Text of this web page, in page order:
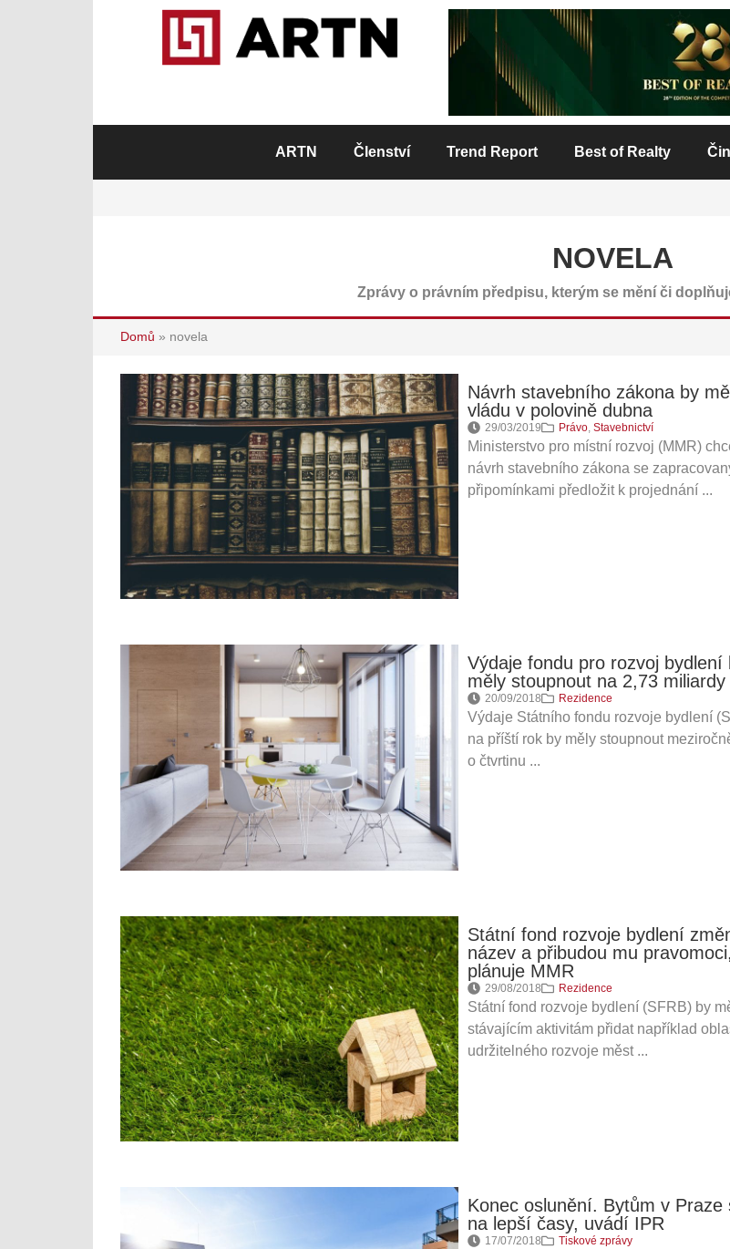
ARTN Členství Trend Report Best of Realty
NOVELA
Zprávy o právním předpisu, kterým se mění či
Domů » novela
Návrh stavebního zákona by
vládu v polovině dubna
29/03/2019 Právo,Stavebnictví
Ministerstvo pro místní rozvoj (MMR)
návrh stavebního zákona se
připomínkami předložit k projednání ...
Výdaje fondu pro rozvoj bydlení
měly stoupnout na 2,73 miliardy
20/09/2018 Rezidence
Výdaje Státního fondu rozvoje bydlení
na příští rok by měly stoupnout
o čtvrtinu ...
Státní fond rozvoje bydlení
název a přibudou mu pravomoci,
plánuje MMR
29/08/2018 Rezidence
Státní fond rozvoje bydlení (SFRB) by
stávajícím aktivitám přidat například
udržitelného rozvoje měst ...
Konec oslunění. Bytům v Praze
na lepší časy, uvádí IPR
17/07/2018 Tiskové zprávy